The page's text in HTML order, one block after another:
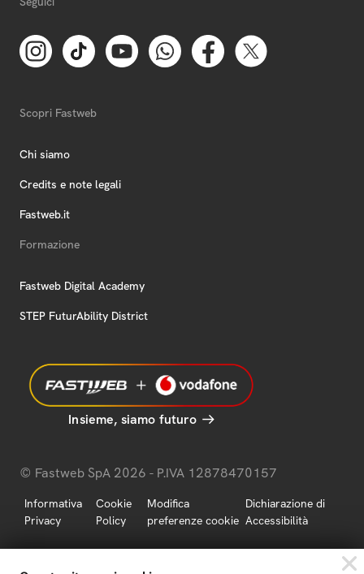
Scopri Fastweb
Chi siamo
Credits e note legali
Fastweb.it
Formazione
Fastweb Digital Academy
STEP FuturAbility District
Insieme, siamo futuro
© Fastweb SpA 2026 - P.IVA 12878470157
Informativa
Privacy
Cookie
Policy
Modifica
preferenze cookie
Dichiarazione di
Accessibilità